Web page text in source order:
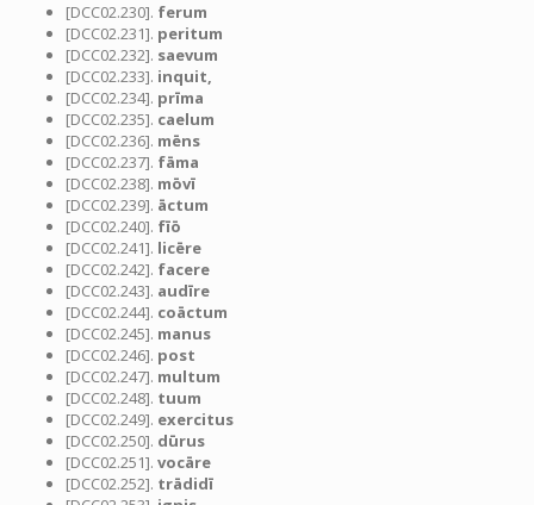
[DCC02.230]. ferum
[DCC02.231]. peritum
[DCC02.232]. saevum
[DCC02.233]. inquit,
[DCC02.234]. prīma
[DCC02.235]. caelum
[DCC02.236]. mēns
[DCC02.237]. fāma
[DCC02.238]. mōvī
[DCC02.239]. āctum
[DCC02.240]. fīō
[DCC02.241]. licēre
[DCC02.242]. facere
[DCC02.243]. audīre
[DCC02.244]. coāctum
[DCC02.245]. manus
[DCC02.246]. post
[DCC02.247]. multum
[DCC02.248]. tuum
[DCC02.249]. exercitus
[DCC02.250]. dūrus
[DCC02.251]. vocāre
[DCC02.252]. trādidī